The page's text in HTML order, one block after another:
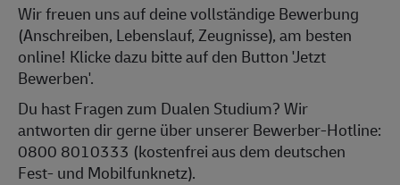
Wir freuen uns auf deine vollständige Bewerbung
(Anschreiben, Lebenslauf, Zeugnisse), am besten
online! Klicke dazu bitte auf den Button 'Jetzt
Bewerben'.
Du hast Fragen zum Dualen Studium? Wir
antworten dir gerne über unserer Bewerber-Hotline:
0800 8010333 (kostenfrei aus dem deutschen
Fest- und Mobilfunknetz).